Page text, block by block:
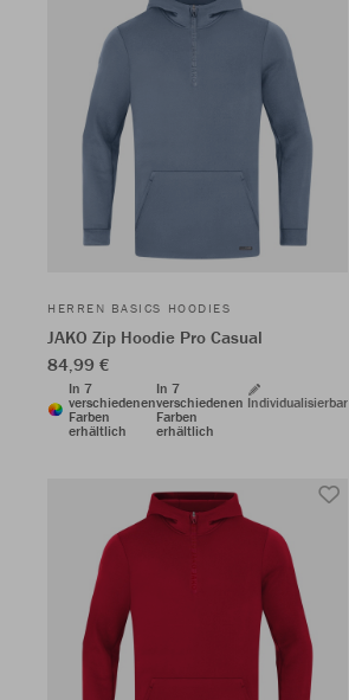
HERREN BASICS HOODIES
JAKO Zip Hoodie Pro Casual
84,99 €
In 7
verschiedenen
Farben
erhältlich
In 7
verschiedenen
Farben
erhältlich
Individualisierbar